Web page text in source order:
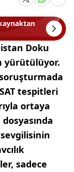
Doku
yürütülüyor.
tespitleri
ortaya
sadece